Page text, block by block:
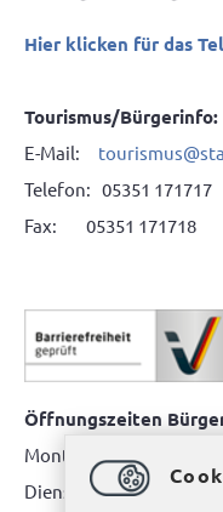
Hier klicken für das
Tourismus/Bürgerinfo:
E-Mail:
Telefon: 05351 171717
Fax: 05351 171718
Öffnungszeiten
Montag: 08.00 bis 12.00
Dienstag: 08.00 bis